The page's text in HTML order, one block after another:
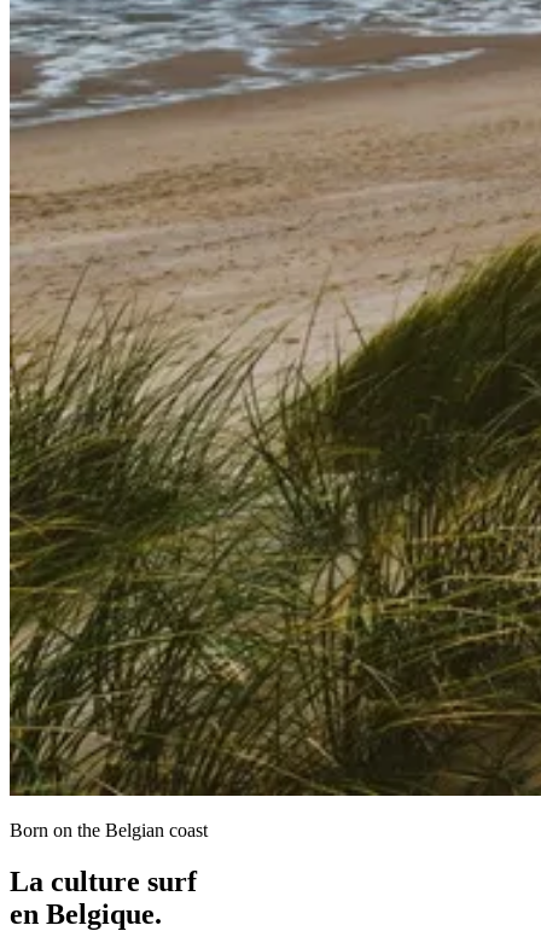
Born on the Belgian coast
La culture surf
en Belgique.